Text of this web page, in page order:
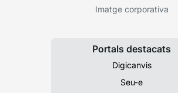
Imatge corporativa
Portals destacats
Digicanvis
Seu-e